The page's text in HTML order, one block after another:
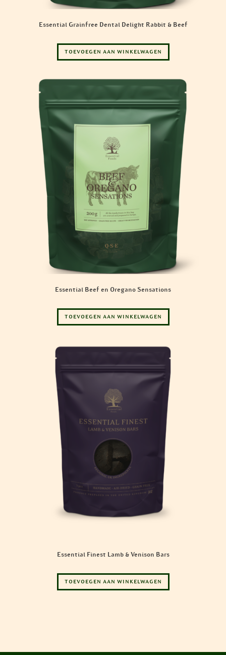
Essential Grainfree Dental Delight Rabbit & Beef
TOEVOEGEN AAN WINKELWAGEN
Essential Beef en Oregano Sensations
TOEVOEGEN AAN WINKELWAGEN
Essential Finest Lamb & Venison Bars
TOEVOEGEN AAN WINKELWAGEN